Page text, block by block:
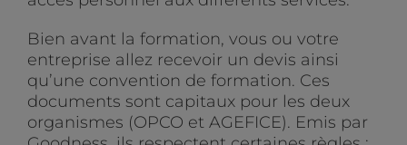
Bien avant la formation, vous ou votre
entreprise allez recevoir un devis ainsi
qu’une convention de formation. Ces
documents sont capitaux pour les deux
organismes (OPCO et AGEFICE). Emis par